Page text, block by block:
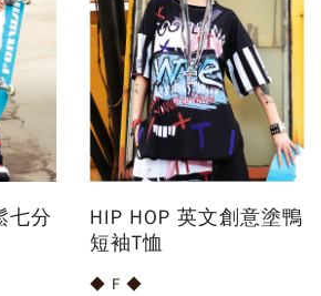
七分
HIP HOP 英文創意塗鴨
短袖T恤
◆ F ◆